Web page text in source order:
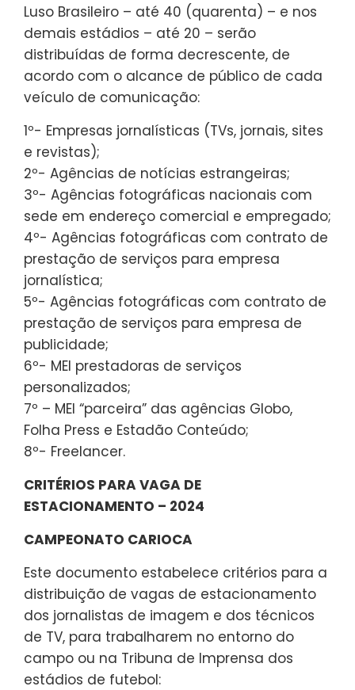
Luso Brasileiro – até 40 (quarenta) – e nos
demais estádios – até 20 – serão
distribuídas de forma decrescente, de
acordo com o alcance de público de cada
veículo de comunicação:
1º- Empresas jornalísticas (TVs, jornais, sites
e revistas);
2º- Agências de notícias estrangeiras;
3º- Agências fotográficas nacionais com
sede em endereço comercial e empregado;
4º- Agências fotográficas com contrato de
prestação de serviços para empresa
jornalística;
5º- Agências fotográficas com contrato de
prestação de serviços para empresa de
publicidade;
6º- MEI prestadoras de serviços
personalizados;
7º – MEI “parceira” das agências Globo,
Folha Press e Estadão Conteúdo;
8º- Freelancer.
CRITÉRIOS PARA VAGA DE
ESTACIONAMENTO – 2024
CAMPEONATO CARIOCA
Este documento estabelece critérios para a
distribuição de vagas de estacionamento
dos jornalistas de imagem e dos técnicos
de TV, para trabalharem no entorno do
campo ou na Tribuna de Imprensa dos
estádios de futebol: